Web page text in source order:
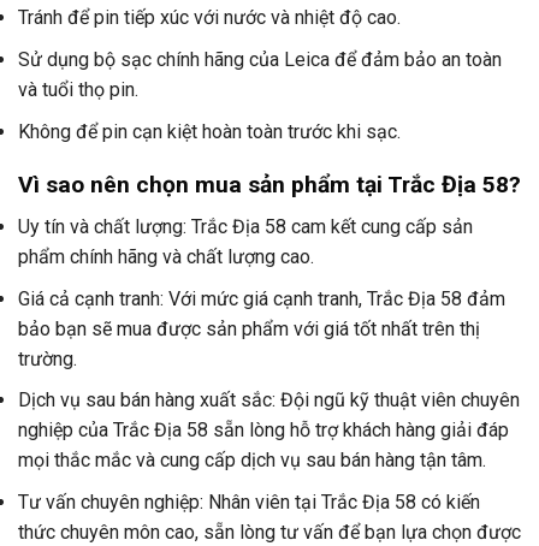
Tránh để pin tiếp xúc với nước và nhiệt độ cao.
Sử dụng bộ sạc chính hãng của Leica để đảm bảo an toàn
và tuổi thọ pin.
Không để pin cạn kiệt hoàn toàn trước khi sạc.
Vì sao nên chọn mua sản phẩm tại Trắc Địa 58?
Uy tín và chất lượng: Trắc Địa 58 cam kết cung cấp sản
phẩm chính hãng và chất lượng cao.
Giá cả cạnh tranh: Với mức giá cạnh tranh, Trắc Địa 58 đảm
bảo bạn sẽ mua được sản phẩm với giá tốt nhất trên thị
trường.
Dịch vụ sau bán hàng xuất sắc: Đội ngũ kỹ thuật viên chuyên
nghiệp của Trắc Địa 58 sẵn lòng hỗ trợ khách hàng giải đáp
mọi thắc mắc và cung cấp dịch vụ sau bán hàng tận tâm.
Tư vấn chuyên nghiệp: Nhân viên tại Trắc Địa 58 có kiến
thức chuyên môn cao, sẵn lòng tư vấn để bạn lựa chọn được